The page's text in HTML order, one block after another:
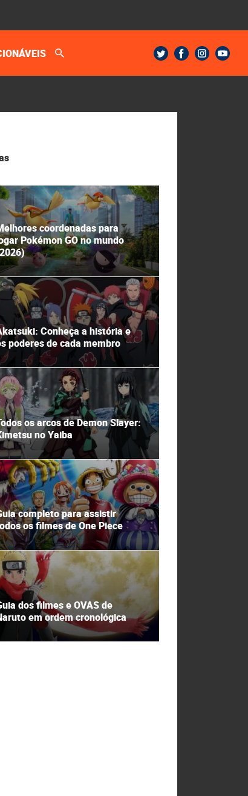
coordenadas para
Pokémon GO no mundo
Conheça a história e
poderes de cada membro
os arcos de Demon Slayer:
no Yaiba
completo para assistir
os filmes de One Piece
dos filmes e OVAS de
em ordem cronológica